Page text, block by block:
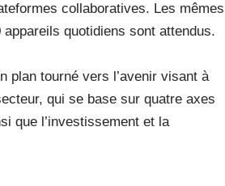
collaboratives. Les mêmes
quotidiens sont attendus.
plan tourné vers l’avenir visant à
qui se base sur quatre axes
que l’investissement et la